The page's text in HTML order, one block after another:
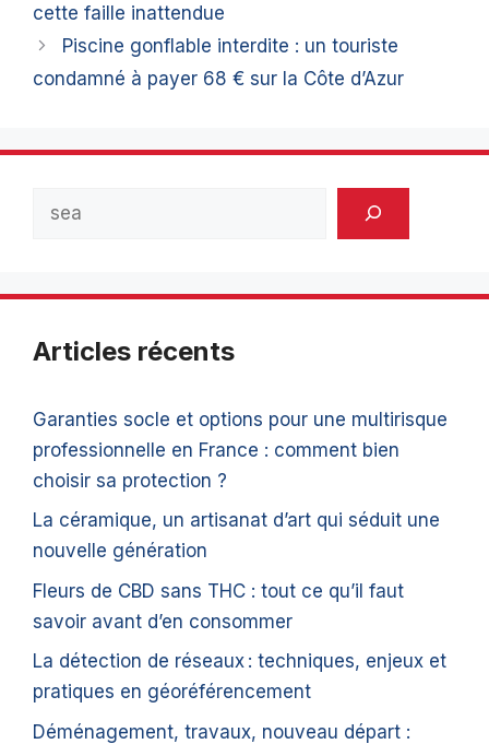
cette faille inattendue
Piscine gonflable interdite : un touriste
condamné à payer 68 € sur la Côte d’Azur
Articles récents
Garanties socle et options pour une multirisque
professionnelle en France : comment bien
choisir sa protection ?
La céramique, un artisanat d’art qui séduit une
nouvelle génération
Fleurs de CBD sans THC : tout ce qu’il faut
savoir avant d’en consommer
La détection de réseaux : techniques, enjeux et
pratiques en géoréférencement
Déménagement, travaux, nouveau départ :